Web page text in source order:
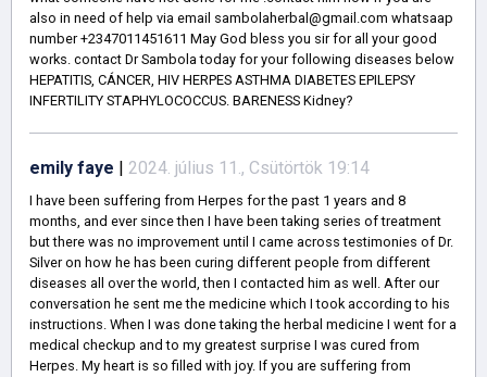
also in need of help via email sambolaherbal@gmail.com whatsaap
number +2347011451611 May God bless you sir for all your good
works. contact Dr Sambola today for your following diseases below
HEPATITIS, CÁNCER, HIV HERPES ASTHMA DIABETES EPILEPSY
INFERTILITY STAPHYLOCOCCUS. BARENESS Kidney?
emily faye | 2024. július 11., Csütörtök 19:14
I have been suffering from Herpes for the past 1 years and 8
months, and ever since then I have been taking series of treatment
but there was no improvement until I came across testimonies of Dr.
Silver on how he has been curing different people from different
diseases all over the world, then I contacted him as well. After our
conversation he sent me the medicine which I took according to his
instructions. When I was done taking the herbal medicine I went for a
medical checkup and to my greatest surprise I was cured from
Herpes. My heart is so filled with joy. If you are suffering from